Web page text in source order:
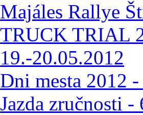
Majáles Rallye
TRUCK TRIAL
19.-20.05.2012
Dni mesta 2012
Jazda zručnosti